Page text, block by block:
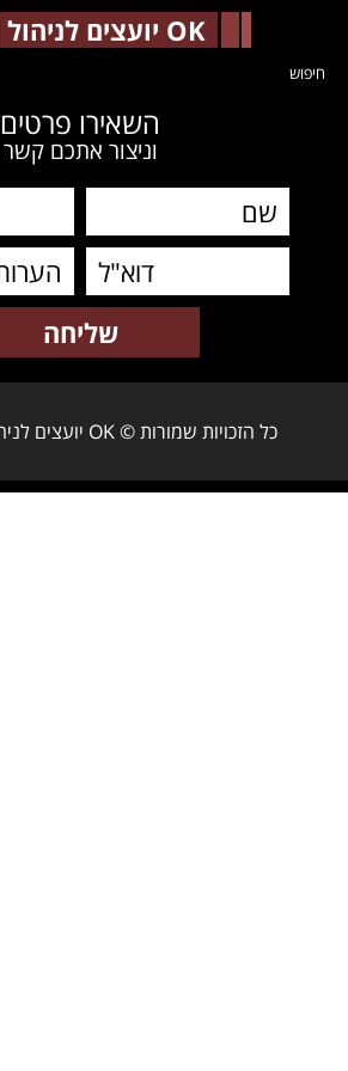
OK יועצים לניהול
חיפוש
השאירו פרטים
וניצור אתכם קשר
כל הזכויות שמורות © OK יועצים לניהול 2009-2025